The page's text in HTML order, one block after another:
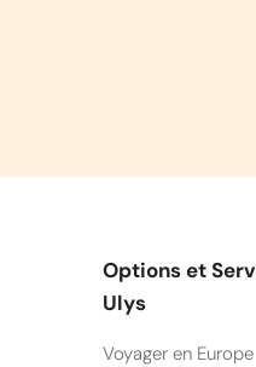
Options et
Ulys
Voyager en Europe